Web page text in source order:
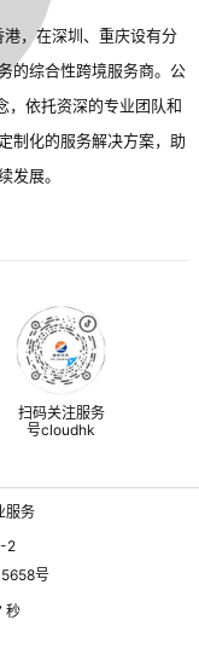
，在深圳、重庆设有分
的综合性跨境服务商。公
，依托资深的专业团队和
制化的服务解决方案，助
发展。
扫码关注服务
号cloudhk
服务
2
号
秒